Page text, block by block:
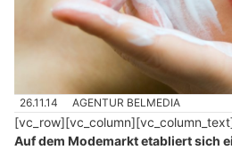
26.11.14 AGENTUR BELMEDIA
Auf dem Modemarkt etabliert sich